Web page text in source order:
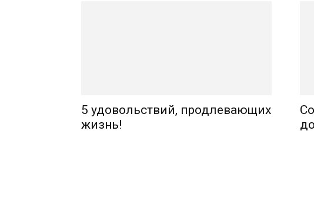
5 удовольствий, продлевающих
жизнь!